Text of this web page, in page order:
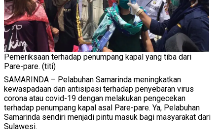
Pemeriksaan terhadap penumpang kapal yang tiba dari
Pare-pare. (titi)
SAMARINDA – Pelabuhan Samarinda meningkatkan
kewaspadaan dan antisipasi terhadap penyebaran virus
corona atau covid-19 dengan melakukan pengecekan
terhadap penumpang kapal asal Pare-pare. Ya, Pelabuhan
Samarinda sendiri menjadi pintu masuk bagi masyarakat dari
Sulawesi.